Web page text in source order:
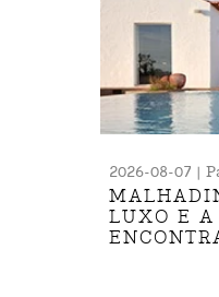
2026-08-07 |
LUXO E A